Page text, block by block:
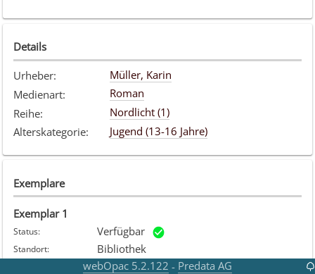
Details
Urheber:
Müller, Karin
Medienart:
Roman
Reihe:
Nordlicht (1)
Alterskategorie: Jugend (13-16 Jahre)
Exemplare
Exemplar 1
Status: Verfügbar
Standort: Bibliothek
Roman
webOpac 5.2.122 - Predata AG